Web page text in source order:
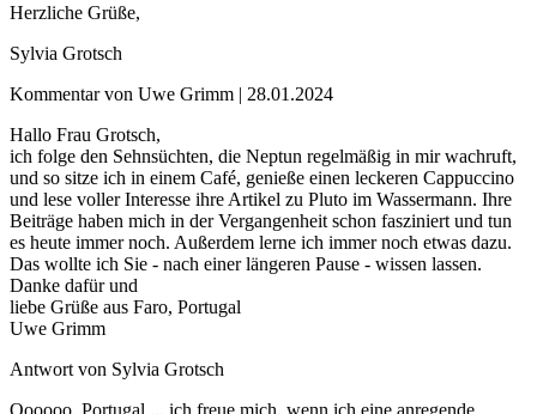
Herzliche Grüße,
Sylvia Grotsch
Kommentar von Uwe Grimm | 28.01.2024
Hallo Frau Grotsch,
ich folge den Sehnsüchten, die Neptun regelmäßig in mir wachruft,
und so sitze ich in einem Café, genieße einen leckeren Cappuccino
und lese voller Interesse ihre Artikel zu Pluto im Wassermann. Ihre
Beiträge haben mich in der Vergangenheit schon fasziniert und tun
es heute immer noch. Außerdem lerne ich immer noch etwas dazu.
Das wollte ich Sie - nach einer längeren Pause - wissen lassen.
Danke dafür und
liebe Grüße aus Faro, Portugal
Uwe Grimm
Antwort von Sylvia Grotsch
Oooooo, Portugal ... ich freue mich, wenn ich eine anregende